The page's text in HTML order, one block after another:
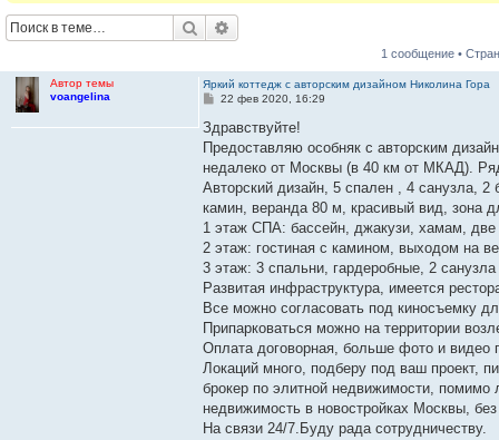
Поиск
1 сообщение •
Автор темы
voangelina
Яркий коттедж с авторским дизайном Николина Гора
С
о
б
щ
е
н
и
е
22 фев 2020, 16:29
Здравствуйте!
Предоставляю особняк с авторским
недалеко от Москвы (в 40 км от МКАД).
Авторский дизайн, 5 спален , 4 санузла,
камин, веранда 80 м, красивый вид, зона
1 этаж СПА: бассейн, джакузи, хамам,
2 этаж: гостиная с камином, выходом на
3 этаж: 3 спальни, гардеробные, 2
Развитая инфраструктура, имеется
Все можно согласовать под киносъемку
Припарковаться можно на территории
Оплата договорная, больше фото и видео
Локаций много, подберу под ваш проект,
брокер по элитной недвижимости,
недвижимость в новостройках Москвы,
На связи 24/7.Буду рада сотрудничеству.